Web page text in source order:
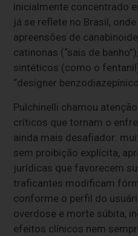
inicialmente concentrado
já se reflete no Brasil,
apreensões de
catinonas (“sais de
sintéticos (como o
“designer
Pulchinelli chamou
críticos que tornam o
ainda mais desafiador:
sem proibição explícita,
jurídicas que favorecem
traficantes modificam
conforme o perfil do
overdose e morte súbita,
efeitos clínicos nem